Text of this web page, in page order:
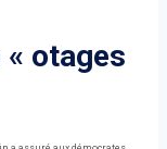
otages